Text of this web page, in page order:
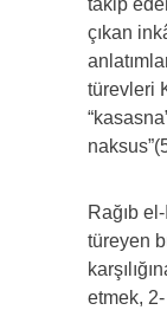
takip
çıkan
türevleri
Rağıb
türeyen
etmek, 2-